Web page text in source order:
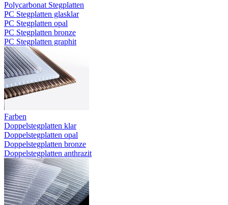
Polycarbonat Stegplatten
PC Stegplatten glasklar
PC Stegplatten opal
PC Stegplatten bronze
PC Stegplatten graphit
Farben
Doppelstegplatten klar
Doppelstegplatten opal
Doppelstegplatten bronze
Doppelstegplatten anthrazit